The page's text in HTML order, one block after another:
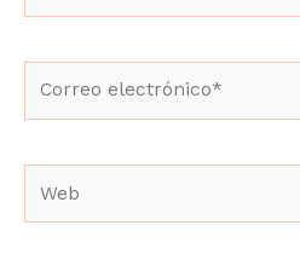
electrónico*